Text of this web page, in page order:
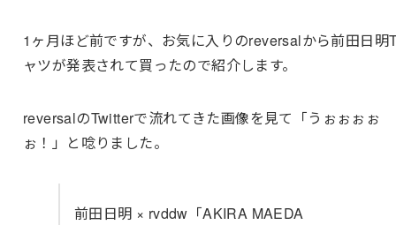
1ヶ月ほど前ですが、お気に入りのreversalから前田日明
ャツが発表されて買ったので紹介します。
reversalのTwitterで流れてきた画像を見て「うぉぉぉぉ
ぉ！」と唸りました。
前田日明 × rvddw「AKIRA MAEDA